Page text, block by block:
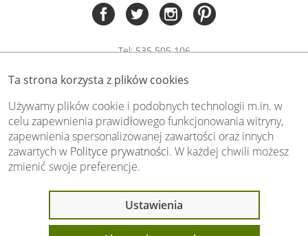
Ta strona korzysta z plików cookies
Używamy plików cookie i podobnych technologii m.in. w
celu zapewnienia prawidłowego funkcjonowania witryny,
zapewnienia spersonalizowanej zawartości oraz innych
zawartych w Polityce prywatności. W każdej chwili możesz
zmienić swoje preferencje.
Ustawienia
Tel:535 505 106
biuro@swiat-obrazow.pl
Copyright by swiat-obrazow.pl 2026,
Wszelkie prawa zastrzeżone
Stronę oceniło już13702osób.
Otrzymaliśmy4.89pkt. na 5możliwych.
Oceń nas również Ty: